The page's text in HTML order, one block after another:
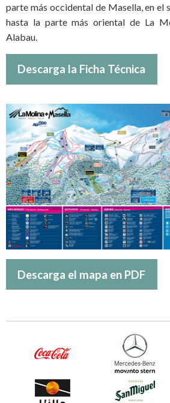
parte más occidental de Masella, en el
hasta la parte más oriental de La
Alabau.
Descarga la Ficha Técnica
Descarga el mapa en PDF